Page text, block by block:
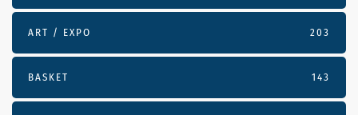
ART / EXPO 203
BASKET 143